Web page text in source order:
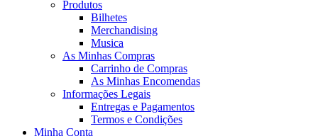
Produtos
Bilhetes
Merchandising
Musica
As Minhas Compras
Carrinho de Compras
As Minhas Encomendas
Informações Legais
Entregas e Pagamentos
Termos e Condições
Minha Conta